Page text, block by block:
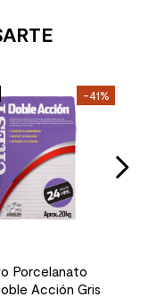
-41%
Porcelanato
Acción Gris